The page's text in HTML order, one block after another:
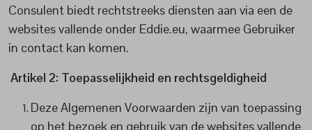
Consulent biedt rechtstreeks diensten aan via een de
websites vallende onder Eddie.eu, waarmee Gebruiker
in contact kan komen.
Artikel 2: Toepasselijkheid en rechtsgeldigheid
Deze Algemenen Voorwaarden zijn van toepassing
op het bezoek en gebruik van de websites vallende